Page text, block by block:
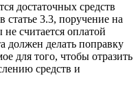
достаточных средств
3.3, поручение на
считается оплатой
должен делать поправку
для того, чтобы отразить
средств и